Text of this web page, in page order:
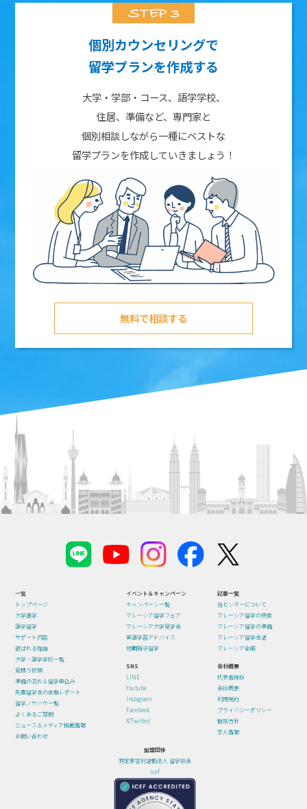
個別カウンセリングで
留学プランを作成する
大学・学部・コース、語学学校、
住居、準備など、専門家と
個別相談しながら一種にベストな
留学プランを作成していきましょう！
無料で相談する
一覧
トップページ
大学進学
語学留学
サポート内容
選ばれる理由
大学・語学学校一覧
見積り依頼
準備の流れ＆留学申込み
先輩留学生の体験レポート
留学ノウハウ一覧
よくあるご質問
ニュース＆メディア掲載情報
お問い合わせ
イベント＆キャンペーン
キャンペーン一覧
マレーシア留学フェア
マレーシア大学見学会
英語学習アドバイス
短期親子留学
記事一覧
当センターについて
マレーシア留学の特徴
マレーシア留学の準備
マレーシア留学生活
マレーシア全般
SNS
LINE
Youtube
Instagram
Facebook
X(Twitter)
会社概要
代表者挨拶
会社概要
利用規約
プライバシーポリシー
勧誘方針
求人情報
加盟団体
特定非営利活動法人 留学協会
icef